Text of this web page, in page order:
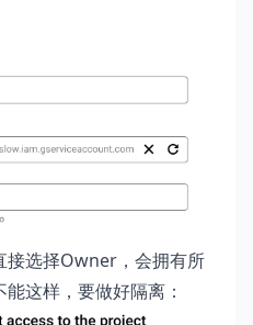
接选择Owner，会拥有所
这样，要做好隔离：